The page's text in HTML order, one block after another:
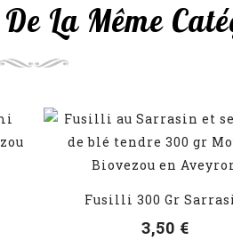
La Même
Fusilli 300 Gr
3,50 €